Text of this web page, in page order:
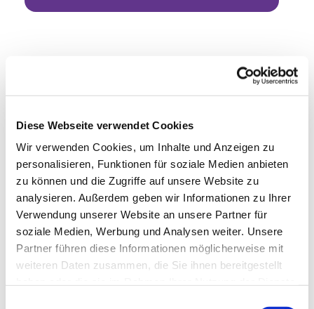
Diese Webseite verwendet Cookies
Wir verwenden Cookies, um Inhalte und Anzeigen zu
personalisieren, Funktionen für soziale Medien anbieten
zu können und die Zugriffe auf unsere Website zu
analysieren. Außerdem geben wir Informationen zu Ihrer
Verwendung unserer Website an unsere Partner für
soziale Medien, Werbung und Analysen weiter. Unsere
Partner führen diese Informationen möglicherweise mit
weiteren Daten zusammen, die Sie ihnen bereitgestellt